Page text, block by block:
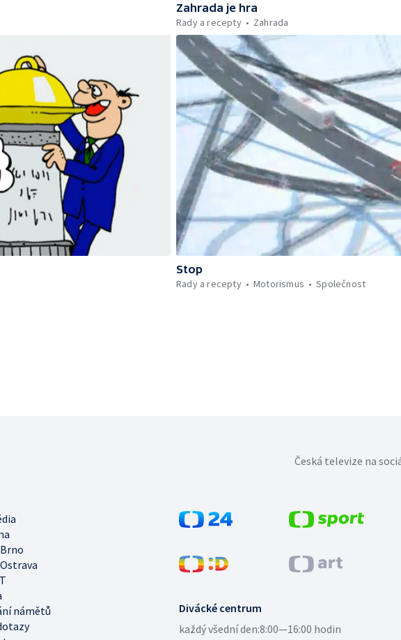
Zahrada je hra
Rady a recepty
Zahrada
Stop
Rady a recepty
Motorismus Společnost
Divácké centrum
každý všední den:8:00—16:00 hodin
námětů
Česká televize na